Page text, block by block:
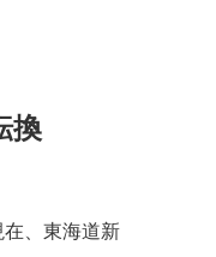
換
、東海道新